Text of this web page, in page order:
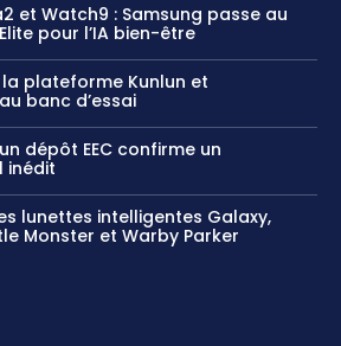
et Watch9 : Samsung passe au
pour l’IA bien-être
la plateforme Kunlun et
banc d’essai
dépôt EEC confirme un
inédit
lunettes intelligentes Galaxy,
Monster et Warby Parker